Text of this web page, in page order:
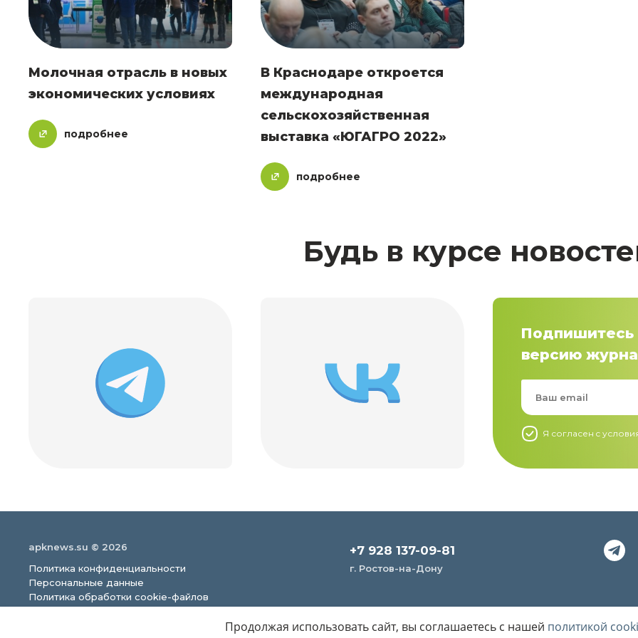
Молочная отрасль в новых
экономических условиях
подробнее
В Краснодаре откроется
международная
сельскохозяйственная
выставка «ЮГАГРО 2022»
подробнее
Будь в курсе
Подпишитесь
версию
Я согласен c
apknews.su © 2026
Политика конфиденциальности
Персональные данные
Политика обработки cookie-файлов
+7 928 137-09-81
г. Ростов-на-Дону
Продолжая использовать сайт, вы соглашаетесь с нашей политикой